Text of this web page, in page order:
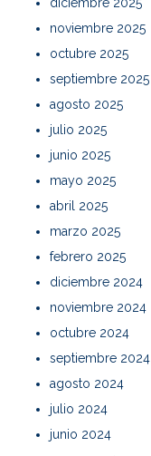
diciembre 2025
noviembre 2025
octubre 2025
septiembre 2025
agosto 2025
julio 2025
junio 2025
mayo 2025
abril 2025
marzo 2025
febrero 2025
diciembre 2024
noviembre 2024
octubre 2024
septiembre 2024
agosto 2024
julio 2024
junio 2024